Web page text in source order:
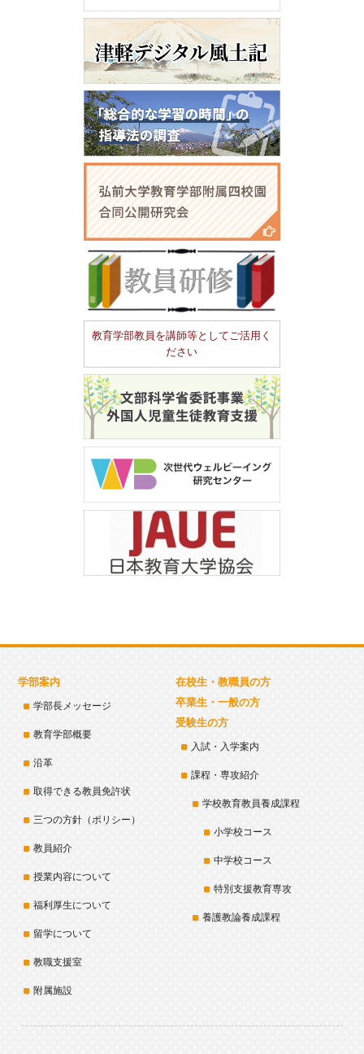
教育学部教員を講師等としてご活用く
ださい
学部案内
学部長メッセージ
教育学部概要
沿革
取得できる教員免許状
三つの方針（ポリシー）
教員紹介
授業内容について
福利厚生について
留学について
教職支援室
附属施設
在校生・教職員の方
卒業生・一般の方
受験生の方
入試・入学案内
課程・専攻紹介
学校教育教員養成課程
小学校コース
中学校コース
特別支援教育専攻
養護教論養成課程